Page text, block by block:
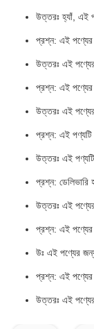
উত্তরঃ হ্যাঁ, এই
প্রশ্ন: এই পণ্যের
উত্তরঃ এই পণ্যের
প্রশ্ন: এই
উত্তরঃ এই পণ্যের
প্রশ্ন: এই পণ্যটি
উত্তরঃ এই
প্রশ্ন:
উত্তরঃ এই
প্রশ্ন: এই পণ্যের
উঃ এই পণ্যের
প্রশ্ন: এই পণ্যের
উত্তরঃ এই পণ্যের